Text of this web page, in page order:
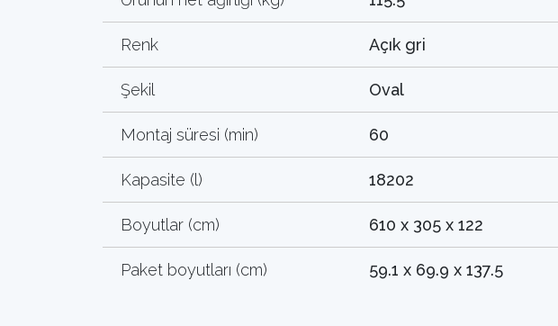
Renk Açık gri
Şekil Oval
Montaj süresi (min) 60
Kapasite (l) 18202
Boyutlar (cm) 610 x 305 x 122
Paket boyutları (cm) 59.1 x 69.9 x 137.5